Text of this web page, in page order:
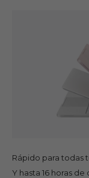
Rápido para todas
Y hasta 16 horas